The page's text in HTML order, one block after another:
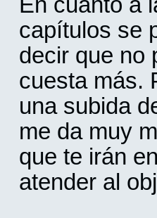
capítulos se
decir que no
cuesta más.
una subida
me da muy
que te irán
atender al